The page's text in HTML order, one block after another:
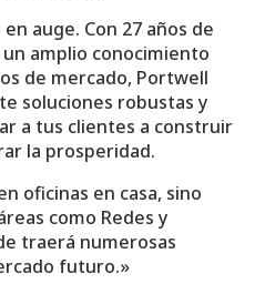
auge. Con 27 años de
amplio conocimiento
de mercado, Portwell
soluciones robustas y
a tus clientes a construir
la prosperidad.
oficinas en casa, sino
como Redes y
traerá numerosas
futuro.»